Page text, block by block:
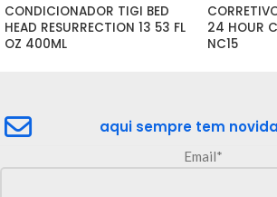
CONDICIONADOR TIGI BED
HEAD RESURRECTION 13 53 FL
OZ 400ML
24 HOUR
NC15
aqui sempre tem
Email*